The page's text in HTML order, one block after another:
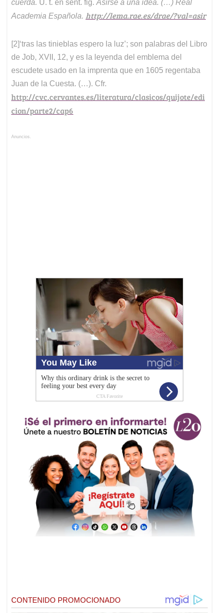
cuerda. U. t. en sent. fig. Asirse a una idea. (…) Real
Academia Española. http://lema.rae.es/drae/?val=asir
[2]‘tras las tinieblas espero la luz’; son palabras del Libro
de Job, XVII, 12, y es la leyenda del emblema del
escudete usado en la imprenta que en 1605 regentaba
Juan de la Cuesta. (…). Cfr.
http://cvc.cervantes.es/literatura/clasicos/quijote/edi
cion/parte2/cap6
Anuncios.